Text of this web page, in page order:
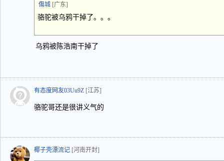
傷城 [广东]
骆驼被乌鸦干掉了。。。
乌鸦被陈浩南干掉了
有态度网友03Uu9Z [江苏]
骆驼哥还是很讲义气的
椰子壳漂流记 [河南开封]